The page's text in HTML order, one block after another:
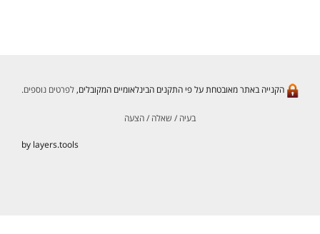
הקנייה באתר מאובטחת על פי התקנים הבינלאומיים המקובלים,לפרטים נוספים.
בעיה / שאלה / הצעה
by layers.tools